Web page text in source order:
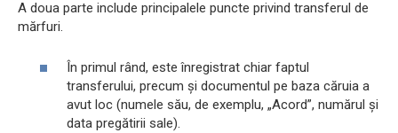
A doua parte include principalele puncte privind transferul de
mărfuri.
În primul rând, este înregistrat chiar faptul
transferului, precum și documentul pe baza căruia a
avut loc (numele său, de exemplu, „Acord”, numărul și
data pregătirii sale).